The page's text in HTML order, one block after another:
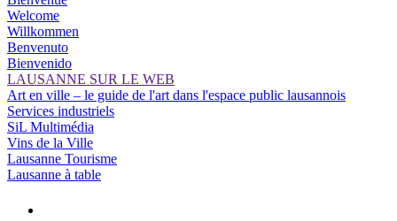
Welcome
Willkommen
Benvenuto
Bienvenido
LAUSANNE SUR LE WEB
Art en ville – le guide de l'art dans l'espace public lausannois
Services industriels
SiL Multimédia
Vins de la Ville
Lausanne Tourisme
Lausanne à table